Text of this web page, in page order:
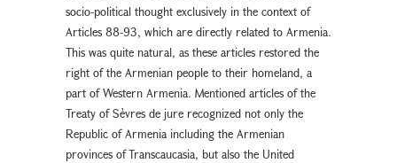
socio-political thought exclusively in the context of
Articles 88-93, which are directly related to Armenia.
This was quite natural, as these articles restored the
right of the Armenian people to their homeland, a
part of Western Armenia. Mentioned articles of the
Treaty of Sèvres de jure recognized not only the
Republic of Armenia including the Armenian
provinces of Transcaucasia, but also the United